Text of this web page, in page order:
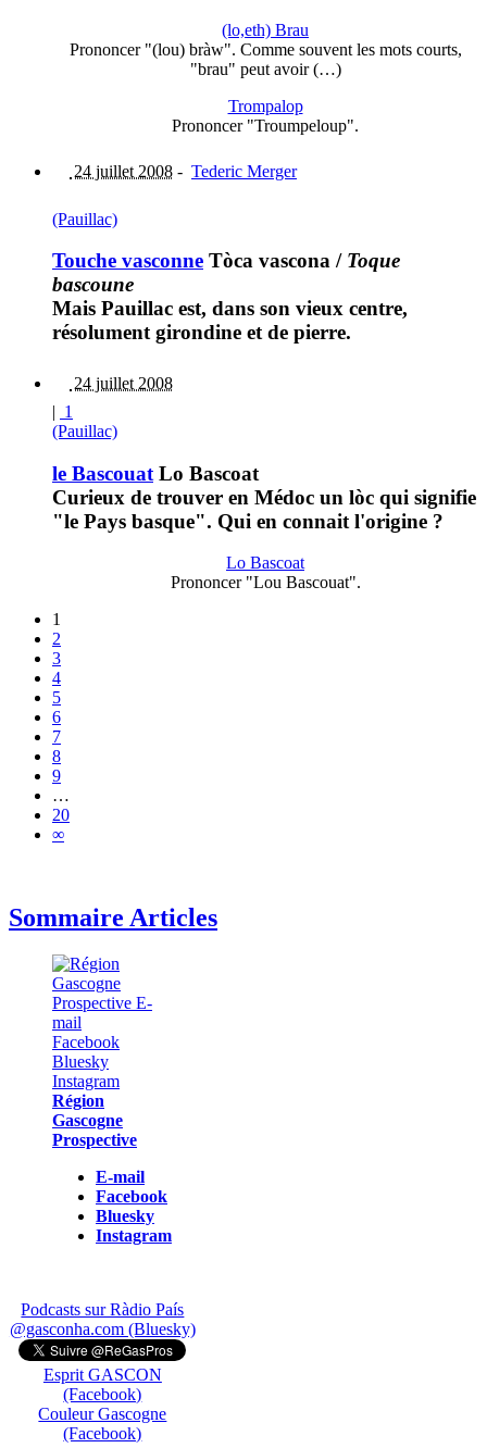
(lo,eth) Brau
Prononcer "(lou) bràw". Comme souvent les mots courts,
"brau" peut avoir (…)
Trompalop
Prononcer "Troumpeloup".
24 juillet 2008 - Tederic Merger
(Pauillac)
Touche vasconne Tòca vascona / Toque
bascoune
Mais Pauillac est, dans son vieux centre,
résolument girondine et de pierre.
24 juillet 2008
| 1
(Pauillac)
le Bascouat Lo Bascoat
Curieux de trouver en Médoc un lòc qui signifie
"le Pays basque". Qui en connait l'origine ?
Lo Bascoat
Prononcer "Lou Bascouat".
1
2
3
4
5
6
7
8
9
…
20
∞
Sommaire Articles
Région
Gascogne
Prospective
E-mail
Facebook
Bluesky
Instagram
Podcasts sur Ràdio País
@gasconha.com (Bluesky)
Esprit GASCON
(Facebook)
Couleur Gascogne
(Facebook)